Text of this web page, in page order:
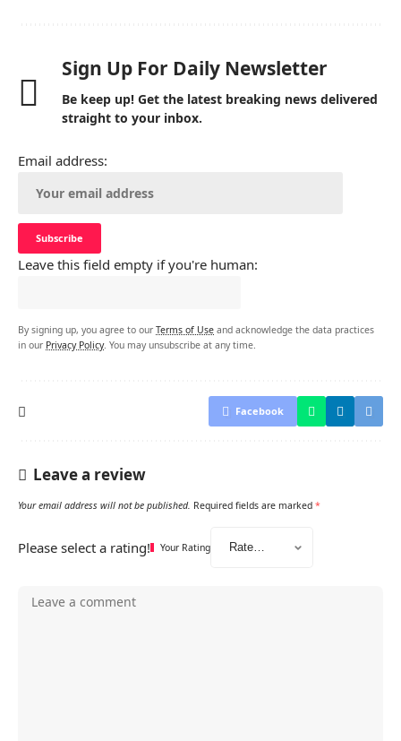
Sign Up For Daily Newsletter
Be keep up! Get the latest breaking news delivered
straight to your inbox.
Email address:
Leave this field empty if you're human:
By signing up, you agree to our Terms of Use and acknowledge the data practices
in our Privacy Policy. You may unsubscribe at any time.
Facebook
Leave a review
Your email address will not be published. Required fields are marked *
Please select a rating! Your Rating